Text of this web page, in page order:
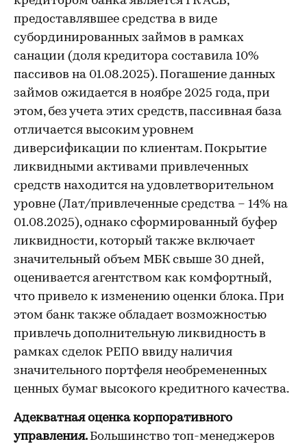
предоставлявшее средства в виде
субординированных займов в рамках
санации (доля кредитора составила 10%
пассивов на 01.08.2025). Погашение данных
займов ожидается в ноябре 2025 года, при
этом, без учета этих средств, пассивная база
отличается высоким уровнем
диверсификации по клиентам. Покрытие
ликвидными активами привлеченных
средств находится на удовлетворительном
уровне (Лат/привлеченные средства – 14% на
01.08.2025), однако сформированный буфер
ликвидности, который также включает
значительный объем МБК свыше 30 дней,
оценивается агентством как комфортный,
что привело к изменению оценки блока. При
этом банк также обладает возможностью
привлечь дополнительную ликвидность в
рамках сделок РЕПО ввиду наличия
значительного портфеля необремененных
ценных бумаг высокого кредитного качества.
Адекватная оценка корпоративного
управления. Большинство топ-менеджеров